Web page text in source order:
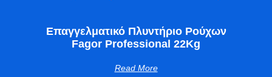
Επαγγελματικό Πλυντήριο Ρούχων
Fagor Professional 22Kg
Read More